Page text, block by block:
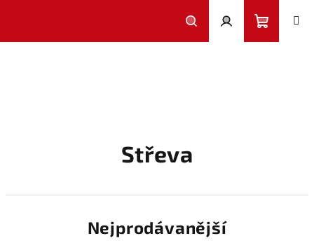
Hledat PřihlášeníNákupní
Střeva
Nejprodávanější